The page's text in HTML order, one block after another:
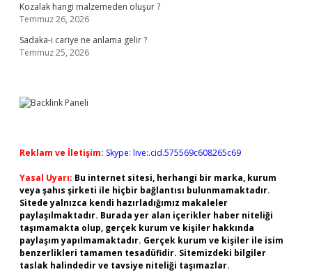
Kozalak hangi malzemeden oluşur ?
Temmuz 26, 2026
Sadaka-i cariye ne anlama gelir ?
Temmuz 25, 2026
Reklam ve İletişim: Skype: live:.cid.575569c608265c69
Yasal Uyarı: Bu internet sitesi, herhangi bir marka, kurum
veya şahıs şirketi ile hiçbir bağlantısı bulunmamaktadır.
Sitede yalnızca kendi hazırladığımız makaleler
paylaşılmaktadır. Burada yer alan içerikler haber niteliği
taşımamakta olup, gerçek kurum ve kişiler hakkında
paylaşım yapılmamaktadır. Gerçek kurum ve kişiler ile isim
benzerlikleri tamamen tesadüfidir. Sitemizdeki bilgiler
taslak halindedir ve tavsiye niteliği taşımazlar.